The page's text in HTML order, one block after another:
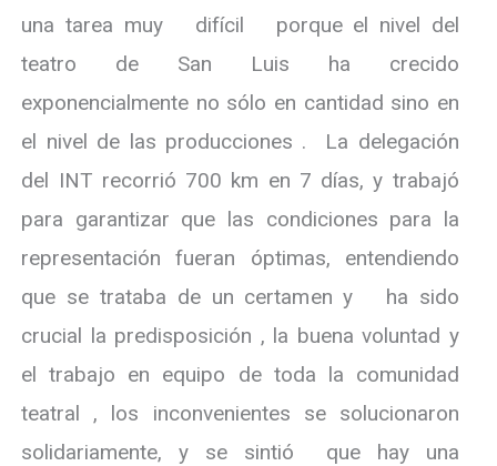
una tarea muy difícil porque el nivel del
teatro de San Luis ha crecido
exponencialmente no sólo en cantidad sino en
el nivel de las producciones . La delegación
del INT recorrió 700 km en 7 días, y trabajó
para garantizar que las condiciones para la
representación fueran óptimas, entendiendo
que se trataba de un certamen y ha sido
crucial la predisposición , la buena voluntad y
el trabajo en equipo de toda la comunidad
teatral , los inconvenientes se solucionaron
solidariamente, y se sintió que hay una